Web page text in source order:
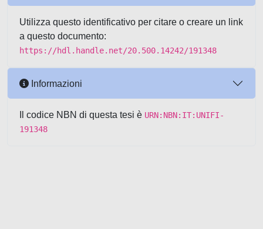
Utilizza questo identificativo per citare o creare un link
a questo documento:
https://hdl.handle.net/20.500.14242/191348
Informazioni
Il codice NBN di questa tesi è URN:NBN:IT:UNIFI-
191348